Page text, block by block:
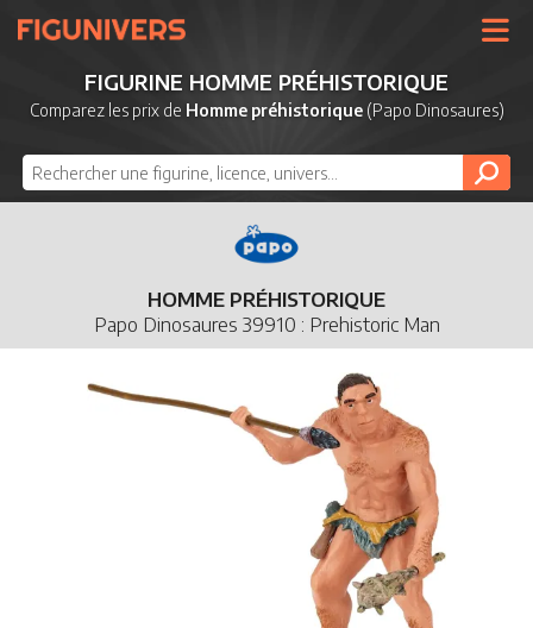
UNIVERS
LICENCES
NOUVEAUTÉS
DERNIERS AJOUTS
FIGURINE HOMME PRÉHISTORIQUE
Comparez les prix de Homme préhistorique(Papo Dinosaures)
HOMME PRÉHISTORIQUE
Papo Dinosaures 39910 : Prehistoric Man